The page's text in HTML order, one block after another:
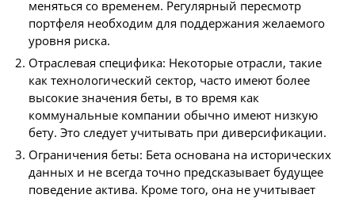
меняться со временем. Регулярный пересмотр
портфеля необходим для поддержания желаемого
уровня риска.
Отраслевая специфика: Некоторые отрасли, такие
как технологический сектор, часто имеют более
высокие значения беты, в то время как
коммунальные компании обычно имеют низкую
бету. Это следует учитывать при диверсификации.
Ограничения беты: Бета основана на исторических
данных и не всегда точно предсказывает будущее
поведение актива. Кроме того, она не учитывает